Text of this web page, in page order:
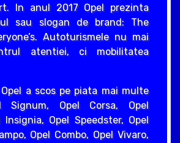
In anul 2017 Opel prezinta
sau slogan de brand: The
Autoturismele nu mai
atentiei, ci mobilitatea
a scos pe piata mai multe
Signum, Opel Corsa, Opel
Insignia, Opel Speedster, Opel
Opel Combo, Opel Vivaro,